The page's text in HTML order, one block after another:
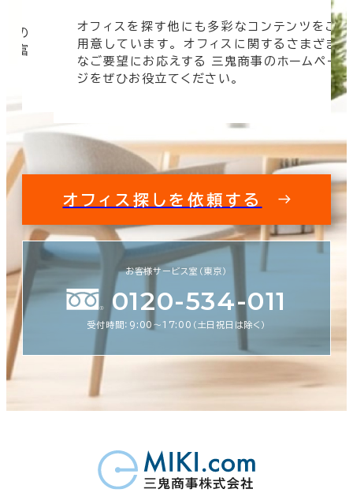
の
豊富
オフィスを探す他にも多彩なコンテンツをご
用意しています。 オフィスに関するさまざま
なご要望にお応えする 三鬼商事のホームペー
ジをぜひお役立てください。
オフィス探しを依頼する
お客様サービス室（東京）
0120-534-011
受付時間：9:00〜17:00（土日祝日は除く）